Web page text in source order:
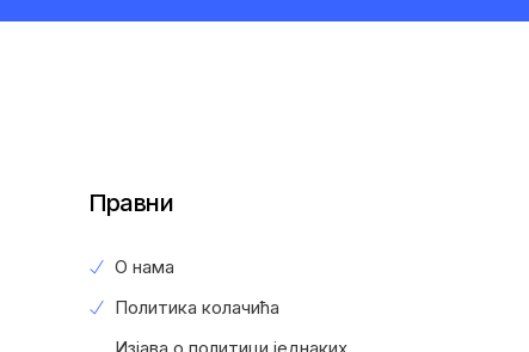
Правни
О нама
Политика колачића